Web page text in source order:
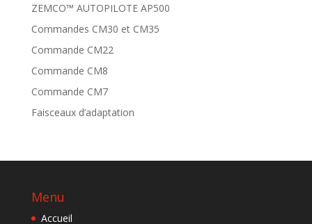
ZEMCO™ AUTOPILOTE AP500
Commandes CM30 et CM35
Commande CM22
Commande CM8
Commande CM7
Faisceaux d’adaptation
Menu
Accueil